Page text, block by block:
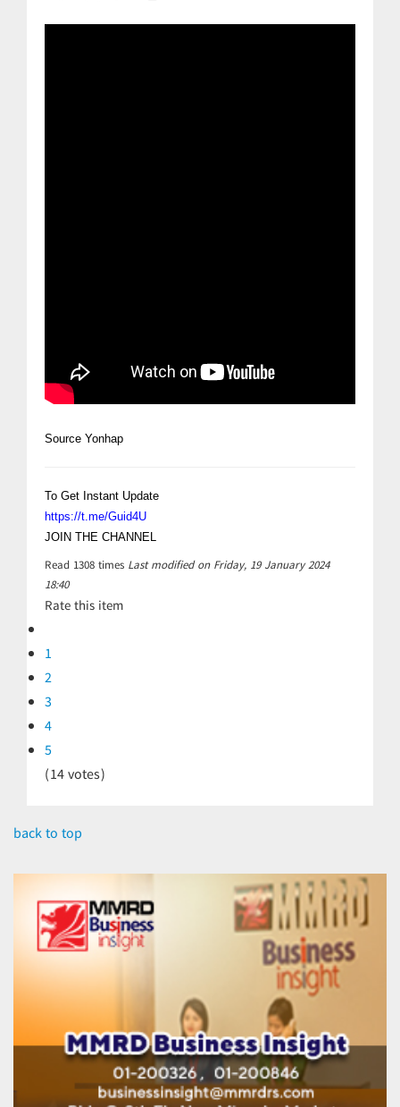
Source Yonhap
To Get Instant Update
https://t.me/Guid4U
JOIN THE CHANNEL
Read 1308times Last modified on Friday, 19 January 2024
18:40
Rate this item
1
2
3
4
5
(14 votes)
back to top